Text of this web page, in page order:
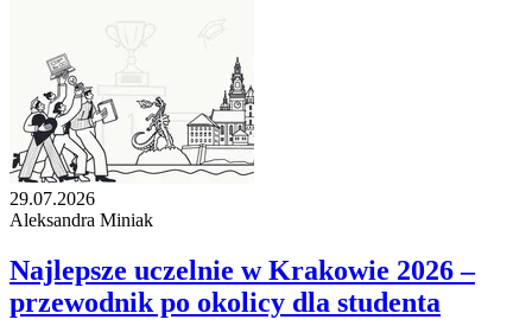
29.07.2026
Aleksandra Miniak
Najlepsze uczelnie w Krakowie 2026 –
przewodnik po okolicy dla studenta